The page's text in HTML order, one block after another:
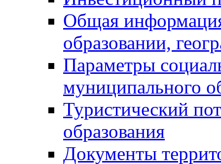
Общая
образовании,
Параметры
муниципального
Туристический
образования
Документы